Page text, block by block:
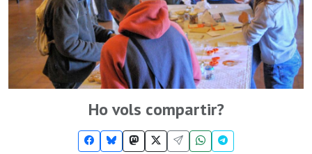
Ho vols compartir?